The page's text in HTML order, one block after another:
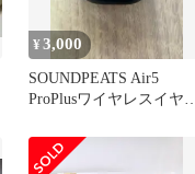
¥3,000
SOUNDPEATS Air5
ProPlusワイヤレスイヤホ